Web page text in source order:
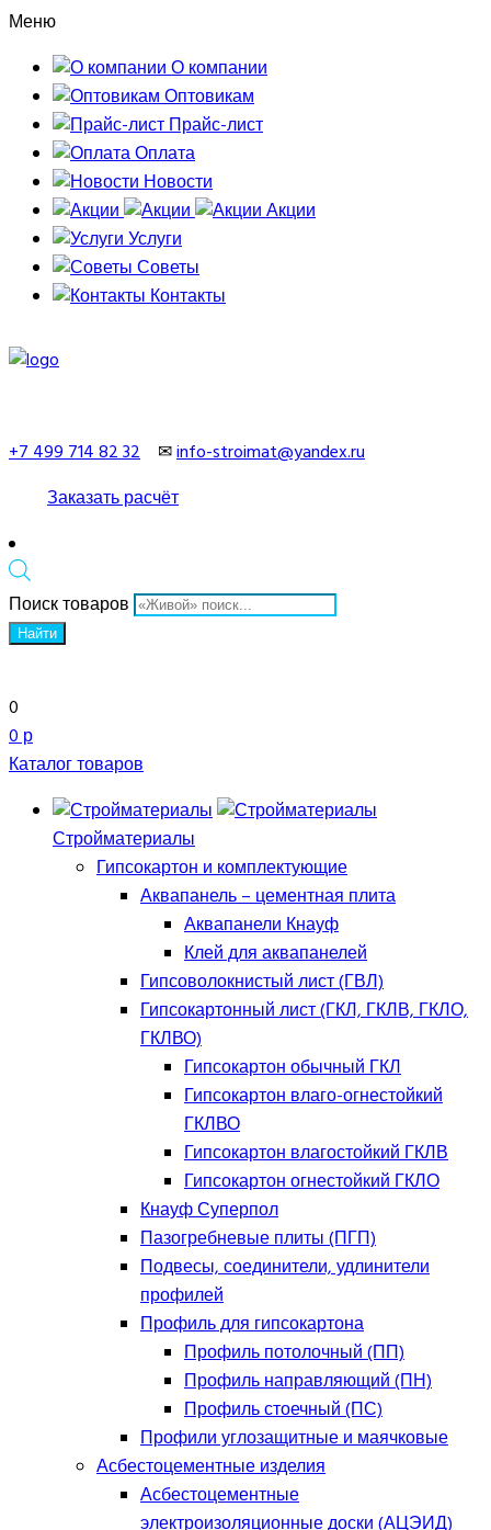
Меню
О компании
Оптовикам
Прайс-лист
Оплата
Новости
Акции
Услуги
Советы
Контакты
+7 499 714 82 32 ✉info-stroimat@yandex.ru
Заказать расчёт
Поиск товаров
Найти
0
0 р
Каталог товаров
Стройматериалы
Гипсокартон и комплектующие
Аквапанель – цементная плита
Аквапанели Кнауф
Клей для аквапанелей
Гипсоволокнистый лист (ГВЛ)
Гипсокартонный лист (ГКЛ, ГКЛВ, ГКЛО,
ГКЛВО)
Гипсокартон обычный ГКЛ
Гипсокартон влаго-огнестойкий
ГКЛВО
Гипсокартон влагостойкий ГКЛВ
Гипсокартон огнестойкий ГКЛО
Кнауф Суперпол
Пазогребневые плиты (ПГП)
Подвесы, соединители, удлинители
профилей
Профиль для гипсокартона
Профиль потолочный (ПП)
Профиль направляющий (ПН)
Профиль стоечный (ПС)
Профили углозащитные и маячковые
Асбестоцементные изделия
Асбестоцементные